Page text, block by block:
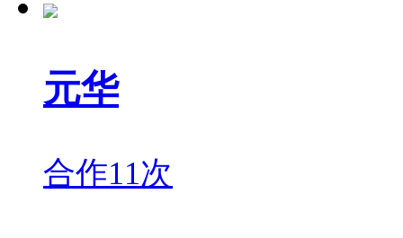
元华
合作11次